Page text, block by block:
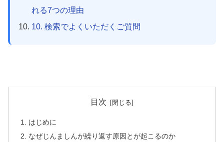
れる7つの理由
10. 検索でよくいただくご質問
目次
はじめに
なぜじんましんが繰り返す原因とが起こるのか